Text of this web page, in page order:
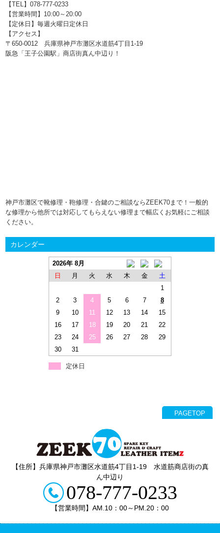
【TEL】078-777‐0233
【営業時間】10:00～20:00
【定休日】毎週火曜日定休日
【アクセス】
〒650-0012 兵庫県神戸市灘区水道筋4丁目1‐19
阪急「王子公園駅」商店街真ん中辺り！
神戸市灘区で靴修理・鞄修理・合鍵のご相談ならZEEK70まで！一般的
な修理から他所では対応してもらえない修理まで幅広くお気軽にご相談
ください。
カレンダー
2026年 8月
日
月 火 水 木 金
土
1
2
3 4 5 6 7
8
9
10 11 12 13 14
15
16
17 18 19 20 21
22
23
24 25 26 27 28
29
30
31
定休日
PAGETOP
【住所】兵庫県神戸市灘区水道筋4丁目1‐19 水道筋商店街の真
ん中辺り
078-777-0233
【営業時間】AM.10：00～PM.20：00